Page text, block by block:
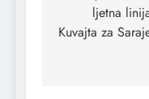
ljetna
Kuvajta za